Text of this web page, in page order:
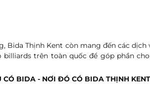
Bida Thịnh Kent còn mang đến các
trên toàn quốc để góp phần
BIDA - NƠI ĐÓ CÓ BIDA THỊNH